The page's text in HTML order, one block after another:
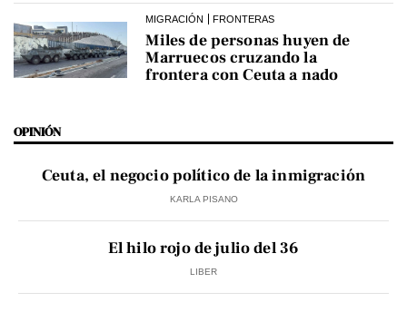
MIGRACIÓN FRONTERAS
Miles de personas huyen de
Marruecos cruzando la
frontera con Ceuta a nado
OPINIÓN
Ceuta, el negocio político de la inmigración
KARLA PISANO
El hilo rojo de julio del 36
LIBER